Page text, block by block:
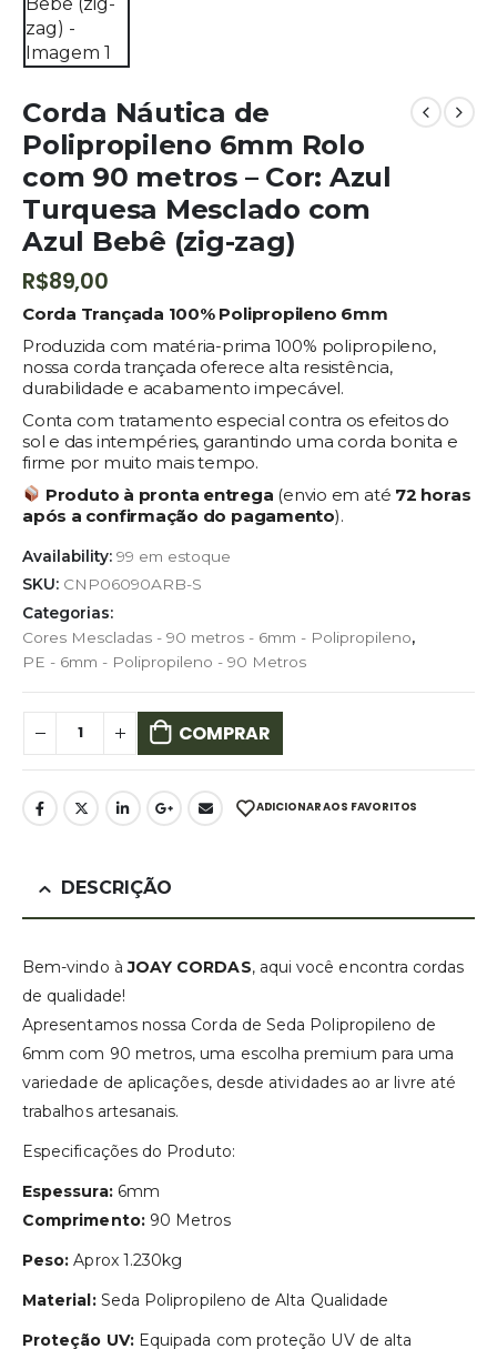
Corda Náutica de
Polipropileno 6mm Rolo
com 90 metros – Cor: Azul
Turquesa Mesclado com
Azul Bebê (zig-zag)
R$89,00
Corda Trançada 100% Polipropileno 6mm
Produzida com matéria-prima 100% polipropileno,
nossa corda trançada oferece alta resistência,
durabilidade e acabamento impecável.
Conta com tratamento especial contra os efeitos do
sol e das intempéries, garantindo uma corda bonita e
firme por muito mais tempo.
Produto à pronta entrega (envio em até 72 horas
após a confirmação do pagamento).
Availability: 99 em estoque
SKU: CNP06090ARB-S
Categorias:
Cores Mescladas - 90 metros - 6mm - Polipropileno,
PE - 6mm - Polipropileno - 90 Metros
COMPRAR
ADICIONAR AOS FAVORITOS
DESCRIÇÃO
Bem-vindo àJOAY CORDAS, aqui você encontra cordas
de qualidade!
Apresentamos nossa Corda de Seda Polipropileno de
6mm com 90 metros, uma escolha premium para uma
variedade de aplicações, desde atividades ao ar livre até
trabalhos artesanais.
Especificações do Produto:
Espessura:6mm
Comprimento:90 Metros
Peso:Aprox 1.230kg
Material:Seda Polipropileno de Alta Qualidade
Proteção UV:Equipada com proteção UV de alta